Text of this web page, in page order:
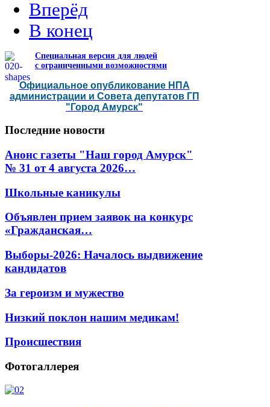
Вперёд
В конец
Специальная версия для людей
с ограниченными возможностями
Официальное опубликование НПА
администрации и Совета депутатов ГП
"Город Амурск"
Последние новости
Анонс газеты "Наш город Амурск"
№ 31 от 4 августа 2026…
Школьные каникулы
Объявлен прием заявок на конкурс
«Гражданская…
Выборы-2026: Началось выдвижение
кандидатов
За героизм и мужество
Низкий поклон нашим медикам!
Происшествия
Фотогаллерея